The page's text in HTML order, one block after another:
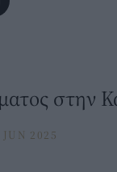
στην
JUN 2025